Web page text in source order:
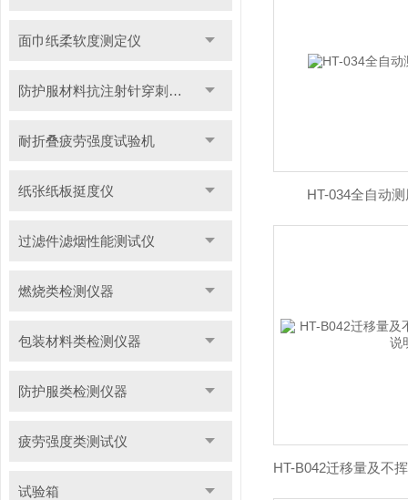
面巾纸柔软度测定仪
防护服材料抗注射针穿刺性能测试仪
耐折叠疲劳强度试验机
纸张纸板挺度仪
过滤件滤烟性能测试仪
燃烧类检测仪器
包装材料类检测仪器
防护服类检测仪器
疲劳强度类测试仪
试验箱
HT-034全自动